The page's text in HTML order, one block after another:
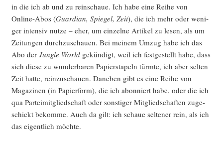
in die ich ab und zu rein­schaue. Ich habe eine Rei­he von
Online-Abos (Guar­di­an, Spie­gel, Zeit), die ich mehr oder weni­
ger inten­siv nut­ze – eher, um ein­zel­ne Arti­kel zu lesen, als um
Zei­tun­gen durch­zu­schau­en. Bei mei­nem Umzug habe ich das
Abo der Jungle Worldgekün­digt, weil ich fest­ge­stellt habe, dass
sich die­se zu wun­der­ba­ren Papier­sta­peln türm­te, ich aber sel­ten
Zeit hat­te, rein­zu­schau­en. Dane­ben gibt es eine Rei­he von
Maga­zi­nen (in Papier­form), die ich abon­niert habe, oder die ich
qua Par­tei­mit­glied­schaft oder sons­ti­ger Mit­glied­schaf­ten zuge­
schickt bekom­me. Auch da gilt: ich schaue sel­te­ner rein, als ich
das eigent­lich möchte.